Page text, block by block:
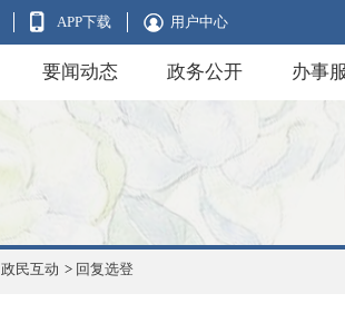
APP下载 用户中心
要闻动态 政务公开 办事
政民互动 > 回复选登